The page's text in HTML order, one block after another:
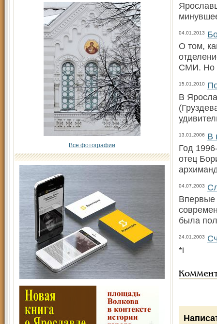
Все фотографии
04.01.2013
О том,
СМИ. Но
15.01.2010
В
13.01.2006
В
Год
отец
04.07.2003
Впервые
была
24.01.2003
*i